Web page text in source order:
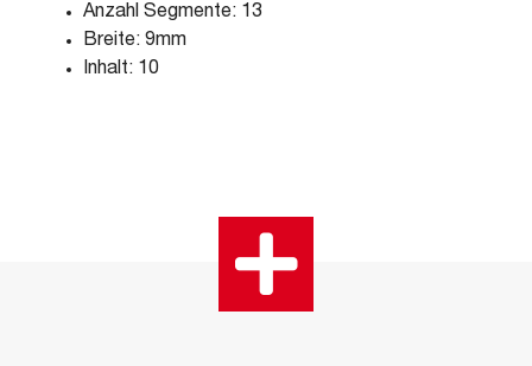
Anzahl Segmente: 13
Breite: 9mm
Inhalt: 10